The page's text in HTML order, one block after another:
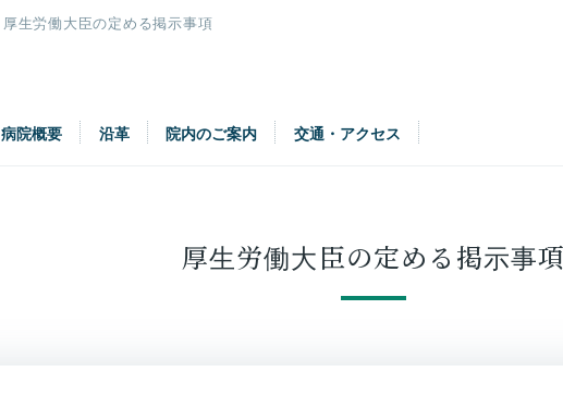
厚生労働大臣の定める掲示事項
病院概要 沿革 院内のご案内 交通・アクセス
厚生労働大臣の定める掲示事項